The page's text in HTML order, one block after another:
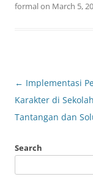
formalon March 5,
Post
navigation
← Implementasi
Karakter di
Tantangan dan
Search